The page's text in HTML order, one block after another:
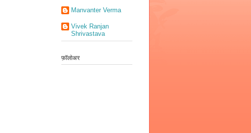
Manvanter Verma
Vivek Ranjan
Shrivastava
फ़ॉलोअर